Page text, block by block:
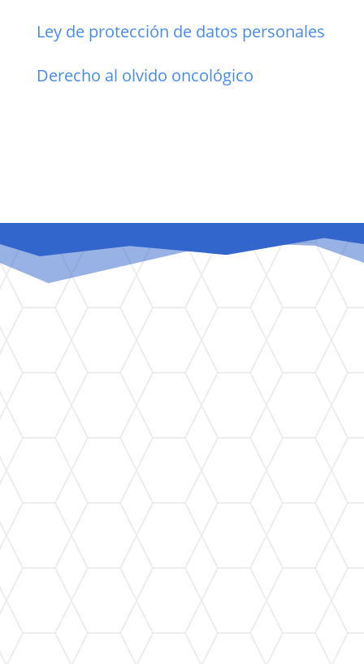
Ley de protección de datos personales
Derecho al olvido oncológico